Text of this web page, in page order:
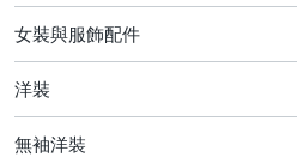
圖書/影音/文具
女裝與服飾配件
女裝與服飾配件
洋裝
無袖洋裝